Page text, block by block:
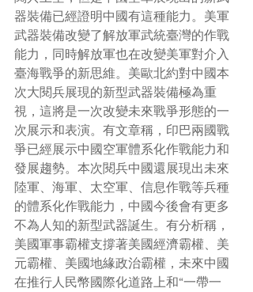
器裝備已經證明中國有這種能力。美軍
武器裝備改變了解放軍武統臺灣的作戰
能力，同時解放軍也在改變美軍對介入
臺海戰爭的新思維。美歐北約對中國本
次大閱兵展現的新型武器裝備極為重
視，這將是一次改變未來戰爭形態的一
次展示和表演。有文章稱，印巴兩國戰
爭已經展示中國空軍體系化作戰能力和
發展趨勢。本次閱兵中國還展現出未來
陸軍、海軍、太空軍、信息作戰等兵種
的體系化作戰能力，中國今後會有更多
不為人知的新型武器誕生。有分析稱，
美國軍事霸權支撐著美國經濟霸權、美
元霸權、美國地緣政治霸權，未來中國
在推行人民幣國際化道路上和“一帶一